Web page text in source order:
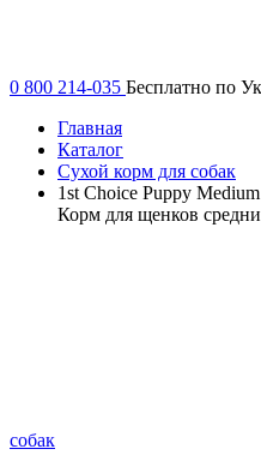
0 800 214-035 Бесплатно по
Главная
Каталог
Сухой корм для собак
1st Choice Puppy
Корм для щенков
собак